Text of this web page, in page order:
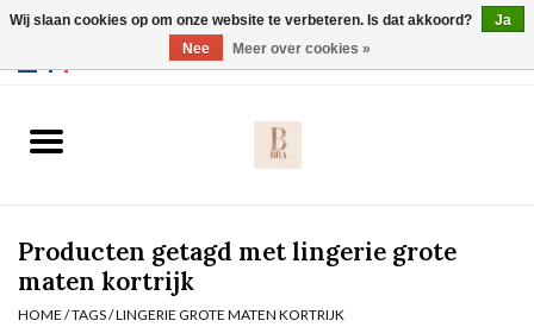
Slip
Body
Producten getagd met lingerie grote
maten kortrijk
HOME /TAGS/LINGERIE GROTE MATEN KORTRIJK
Wij slaan cookies op om onze website te verbeteren. Is dat akkoord?
Ja
Nee
Meer over cookies »
Webshop werkt met EU maten. .